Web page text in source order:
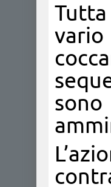
Tutta
vario